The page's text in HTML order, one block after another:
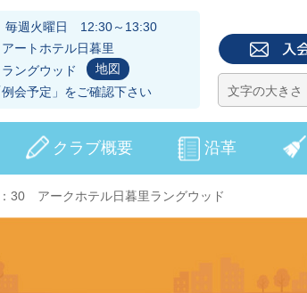
毎週火曜日 12:30～13:30
ートホテル日暮里
ウッド
地図
例会予定 」をご確認下さい 文字の大きさ
クラブ概要 沿革
30 アークホテル日暮里ラングウッド